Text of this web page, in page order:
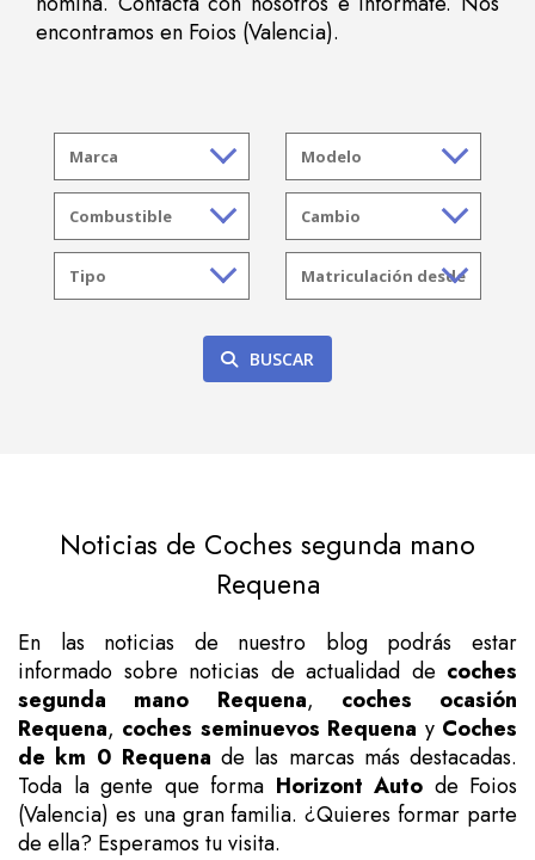
encontramos en Foios (Valencia).
BUSCAR
Noticias de Coches segunda mano
Requena
En las noticias de nuestro blog podrás estar
informado sobre noticias de actualidad de coches
segunda mano Requena, coches ocasión
Requena, coches seminuevos Requena y Coches
de km 0 Requena de las marcas más destacadas.
Toda la gente que forma Horizont Auto de Foios
(Valencia) es una gran familia. ¿Quieres formar parte
de ella? Esperamos tu visita.